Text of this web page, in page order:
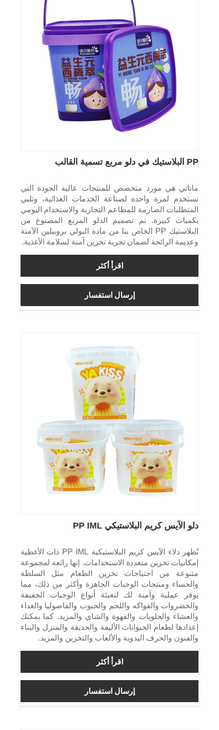
PP البلاستيك في دلو مربع تسمية القالب
ماناتي هي مورد متخصص للمنتجات عالية الجودة التي
تستخدم لمرة واحدة لصناعة الخدمات الغذائية، وتلبي
المتطلبات الصارمة للمطاعم التجارية والاستخدام اليومي
بكميات كبيرة. تم تصميم الدلو المربع المصنوع من
البلاستيك PP الخاص بنا من مادة البولي بروبيلين الآمنة
وعديمة الرائحة لضمان تجربة تخزين آمنة لسلامة الأغذية.
اقرأ أكثر
إرسال استفسار
دلو الآيس كريم البلاستيكي PP IML
تُظهر دلاء الآيس كريم البلاستيكية PP IML ذات الأغطية
إمكانيات تخزين متعددة الاستخدامات. إنها رائعة لمجموعة
متنوعة من احتياجات تخزين الطعام مثل السلطة
والحساء ومنتجات الوجبات الجاهزة وأكثر من ذلك، مما
يوفر عملية وآمنة لك لتعبئة أنواع الوجبات الخفيفة
والخضروات والفواكه واللحم والحبوب والفاصوليا والغداء
والعشاء والحلويات والقهوة والشاي والمزيد. كما يمكنك
إعدادها لطعام الحيوانات الأليفة والحديقة والمنزل والبناء
والفنون والحرف اليدوية والألعاب والتخزين والمزيد.
اقرأ أكثر
إرسال استفسار